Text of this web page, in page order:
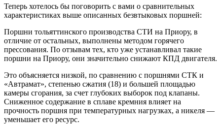
Теперь хотелось бы поговорить с вами о сравнительных
характеристиках выше описанных безвтыковых поршней:
Поршни тольяттинского производства СТИ на Приору, в
отличие от остальных, выполнены методом горячего
прессования. По отзывам тех, кто уже устанавливал такие
поршни на Приору, они значительно снижают КПД двигателя.
Это объясняется низкой, по сравнению с поршнями СТК и
«Автрамат», степенью сжатия (18) и большей площадью
камеры сгорания, за счет глубоких выборок под клапаны.
Сниженное содержание в сплаве кремния влияет на
прочность поршня при температурных нагрузках, а никеля —
уменьшает его ресурс.